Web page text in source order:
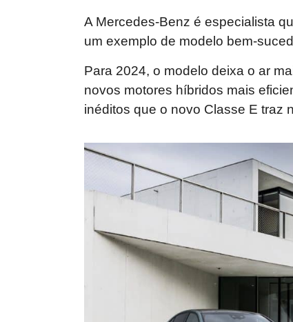
A Mercedes-Benz é especialista
um exemplo de modelo bem-
Para 2024, o modelo deixa o ar
novos motores híbridos mais
inéditos que o novo Classe E traz